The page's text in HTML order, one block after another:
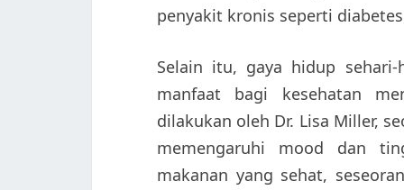
penyakit kronis seperti
Selain itu, gaya hidup
manfaat bagi kesehatan
dilakukan oleh Dr. Lisa Miller,
memengaruhi mood dan
makanan yang sehat,